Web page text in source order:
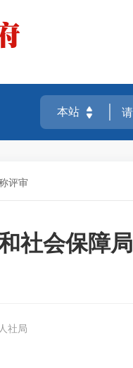
评审
社会保障
社局